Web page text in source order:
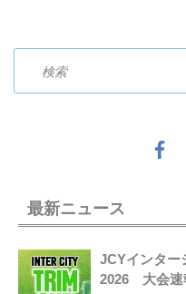
最新ニュース
JCYインター
2026 大会速